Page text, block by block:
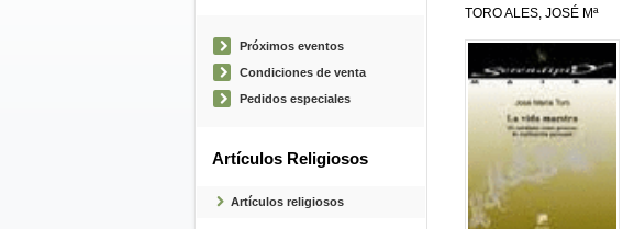
Próximos eventos
Condiciones de venta
Pedidos especiales
Artículos Religiosos
Artículos religiosos
TORO ALES, JOSÉ Mª